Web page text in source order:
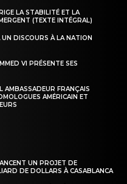
LA STABILITÉ ET LA
(TEXTE INTÉGRAL)
DISCOURS À LA NATION
VI PRÉSENTE SES
AMBASSADEUR FRANÇAIS
AMÉRICAIN ET
UN PROJET DE
DE DOLLARS À CASABLANCA